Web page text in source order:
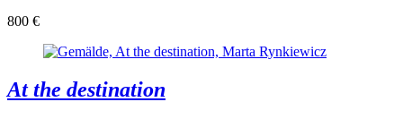
800 €
At the destination